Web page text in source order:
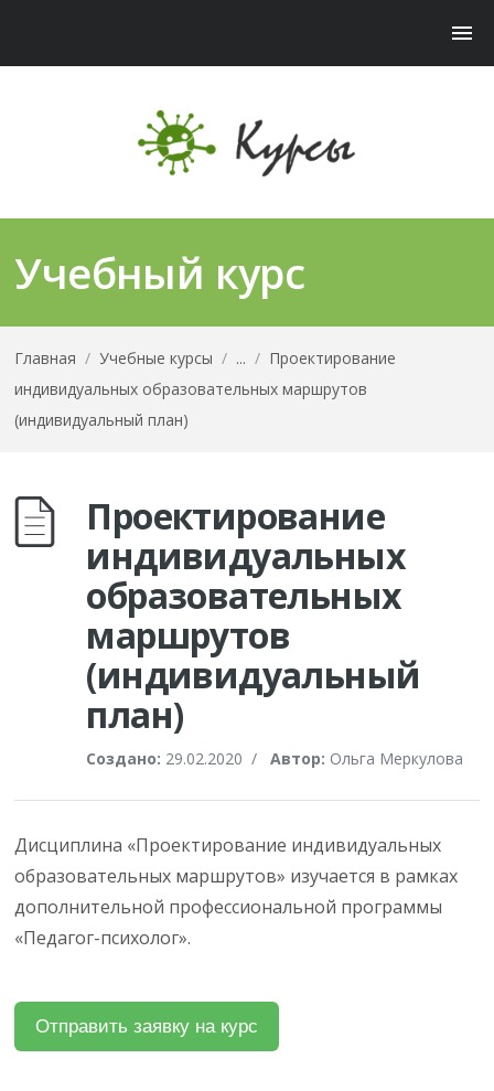
Учебный курс
Главная / Учебные курсы / ... / Проектирование
индивидуальных образовательных маршрутов
(индивидуальный план)
Проектирование
индивидуальных
образовательных
маршрутов
(индивидуальный
план)
Создано: 29.02.2020 / Автор: Ольга Меркулова
Дисциплина «Проектирование индивидуальных
образовательных маршрутов» изучается в рамках
дополнительной профессиональной программы
«Педагог-психолог».